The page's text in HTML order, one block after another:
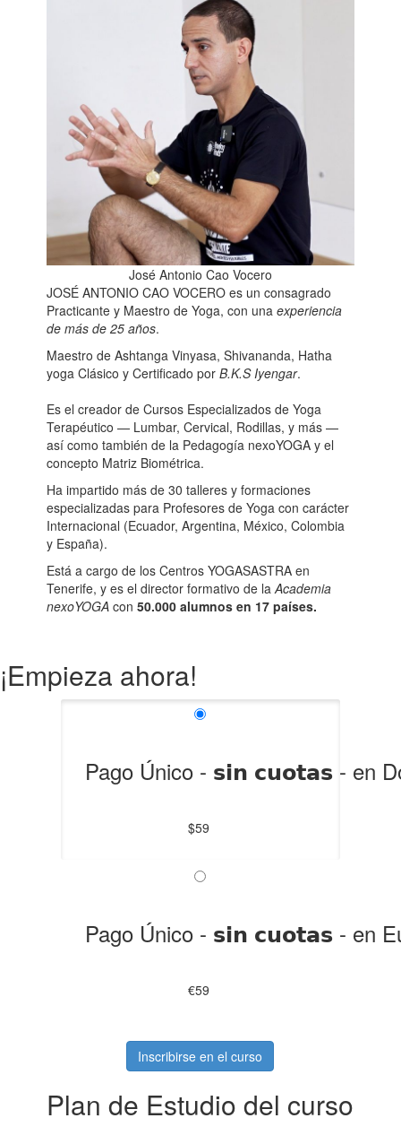
José Antonio Cao Vocero
JOSÉ ANTONIO CAO VOCERO es un consagrado
Practicante y Maestro de Yoga, con unaexperiencia
de más de 25 años.
Maestro de Ashtanga Vinyasa, Shivananda, Hatha
yoga Clásico y Certificado porB.K.S Iyengar.
Es el creador de Cursos Especializados de Yoga
Terapéutico — Lumbar, Cervical, Rodillas, y más —
así como también de la Pedagogía nexoYOGA y el
concepto Matriz Biométrica.
Ha impartido más de 30 talleres y formaciones
especializadas para Profesores de Yoga con carácter
Internacional (Ecuador, Argentina, México, Colombia
y España).
Está a cargo de los Centros YOGASASTRA en
Tenerife, y es el director formativo de laAcademia
nexoYOGA con50.000 alumnos en 17 países.
¡Empieza ahora!
Pago Único - 𝘀𝗶𝗻 𝗰𝘂𝗼𝘁𝗮𝘀 - en
$59
Pago Único - 𝘀𝗶𝗻 𝗰𝘂𝗼𝘁𝗮𝘀 - en
€59
Inscribirse en el curso
Plan de Estudio del curso